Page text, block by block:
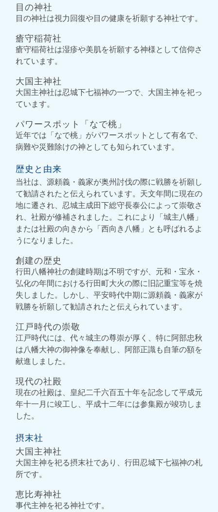
目の神社
目の神社は視力回復や目の健康を祈願する神社です。
瘡守稲荷社
瘡守稲荷社は湿疹や美肌を祈願する神様として信仰さ
れています。
大国主神社
大国主神社は忍城下七福神の一つで、大国主神を祀っ
ています。
パワースポット「なで桃」
近年では「なで桃」がパワースポットとして有名で、
病難や災難除けの神としても知られています。
歴史と由来
当社は、源頼義・義家が奥州討伐の際に戦勝を祈願し
て勧請されたと伝えられています。天文年間に現在の
地に遷され、忍城主成田下総守長泰公によって崇敬さ
れ、社殿が修補されました。これにより「城主八幡」
または社殿の向きから「西向き八幡」とも呼ばれるよ
うになりました。
創建の歴史
行田八幡神社の創建時期は不明ですが、元和・宝永・
弘化の年間における行田町大火の際に旧記重宝等を焼
失しました。しかし、平安時代中期に源頼義・義家が
戦勝を祈願して勧請されたと伝えられています。
江戸時代の崇敬
江戸時代には、代々城主の尊崇が厚く、特に阿部忠秋
は八幡大神の御神像を奉献し、阿部正識も自筆の額を
献進しました。
現代の社殿
現在の社殿は、皇紀二千六百五十年を記念して平成元
年十一月に竣工し、平成十二年には参集殿が竣功しま
した。
摂末社
大国主神社
大国主神を祀る摂末社であり、行田忍城下七福神の札
所です。
恵比寿神社
事代主神を祀る神社です。